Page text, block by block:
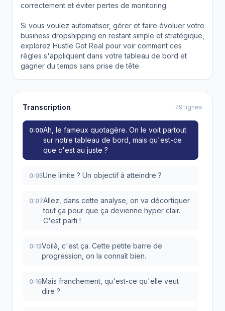
correctement et éviter pertes de monitoring.
Si vous voulez automatiser, gérer et faire évoluer votre
business dropshipping en restant simple et stratégique,
explorez Hustle Got Real pour voir comment ces
règles s'appliquent dans votre tableau de bord et
gagner du temps sans prise de tête.
Transcription 79 lignes
0:00Ah, le fameux quotagère. On le voit partout
sur notre tableau de bord, mais qu'est-ce
que c'est au juste ?
0:05Une limite ? Un objectif à atteindre ?
0:07Allez, dans cette analyse, on va décortiquer
tout ça pour que ça devienne hyper clair.
C'est parti !
0:13Voilà, c'est ça. Cette petite barre de
progression, on la connaît bien.
0:16Mais franchement, qu'est-ce qu'elle veut
dire ?